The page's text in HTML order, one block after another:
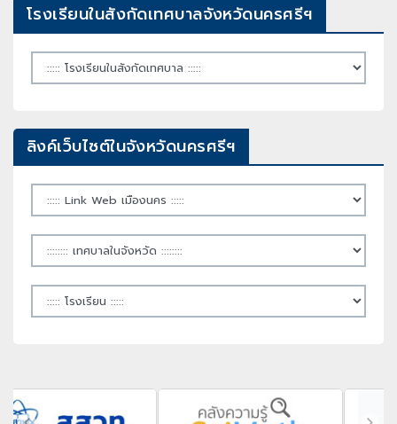
โรงเรียนในสังกัดเทศบาลจังหวัดนครศรีฯ
ลิงค์เว็บไซต์ในจังหวัดนครศรีฯ